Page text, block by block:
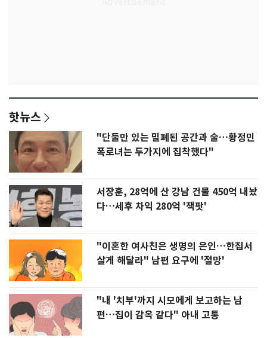
핫뉴스
"단둘만 있는 밀폐된 공간과 술…황정민
폭로녀는 두가지에 집착했다"
서장훈, 28억에 산 강남 건물 450억 내놨
다…세후 차익 280억 '잭팟'
"이혼한 여사친은 생명의 은인…한집서
살게 해달라" 남편 요구에 '절망'
"내 '치부'까지 시모에게 보고하는 남
편…집이 감옥 같다" 아내 고통